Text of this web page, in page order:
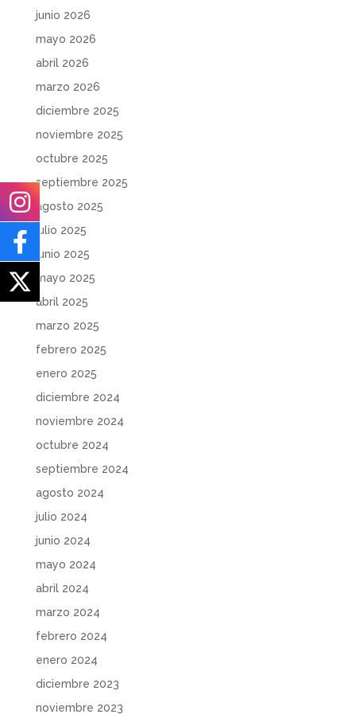
junio 2026
mayo 2026
abril 2026
marzo 2026
diciembre 2025
noviembre 2025
octubre 2025
septiembre 2025
agosto 2025
julio 2025
junio 2025
mayo 2025
abril 2025
marzo 2025
febrero 2025
enero 2025
diciembre 2024
noviembre 2024
octubre 2024
septiembre 2024
agosto 2024
julio 2024
junio 2024
mayo 2024
abril 2024
marzo 2024
febrero 2024
enero 2024
diciembre 2023
noviembre 2023